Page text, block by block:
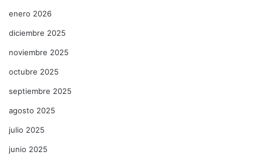
enero 2026
diciembre 2025
noviembre 2025
octubre 2025
septiembre 2025
agosto 2025
julio 2025
junio 2025